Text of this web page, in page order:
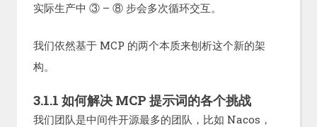
实际生产中 ③ – ⑧ 步会多次循环交互。
我们依然基于 MCP 的两个本质来刨析这个新的架
构。
3.1.1 如何解决 MCP 提示词的各个挑战
我们团队是中间件开源最多的团队，比如 Nacos，